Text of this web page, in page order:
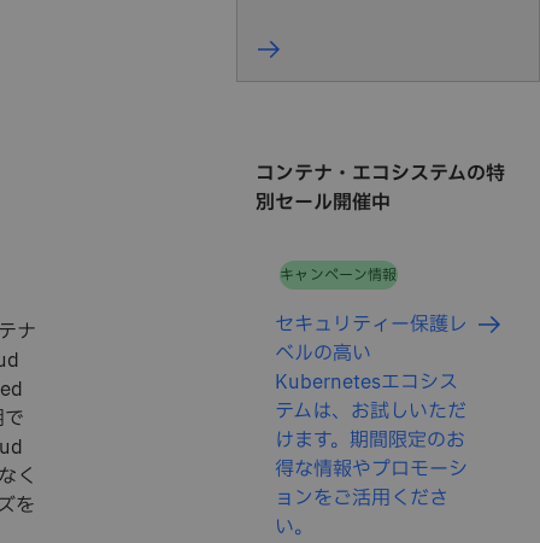
ナ
く
を
コンテナ・エコシステムの特
別セール開催中
キャンペーン情報
セキュリティー保護レ
ベルの高い
Kubernetesエコシス
テムは、お試しいただ
けます。期間限定のお
得な情報やプロモーシ
ョンをご活用くださ
い。